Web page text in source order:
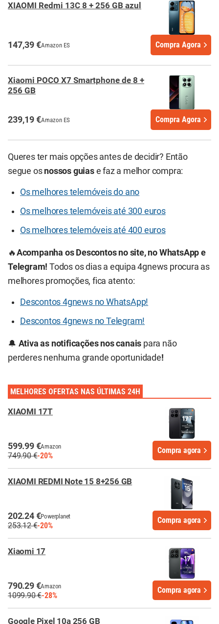
XIAOMI Redmi 13C 8 + 256 GB azul
147,39 €Amazon ES Compra Agora
Xiaomi POCO X7 Smartphone de 8 +
256 GB
239,19 €Amazon ES Compra Agora
Queres ter mais opções antes de decidir? Então
segue os nossos guiase faz a melhor compra:
Os melhores telemóveis do ano
Os melhores telemóveis até 300 euros
Os melhores telemóveis até 400 euros
🔥Acompanha os Descontos no site, no WhatsApp e
Telegram! Todos os dias a equipa 4gnews procura as
melhores promoções, fica atento:
Descontos 4gnews no WhatsApp!
Descontos 4gnews no Telegram!
🔔 Ativa as notificações nos canais para não
perderes nenhuma grande oportunidade!
MELHORES OFERTAS NAS ÚLTIMAS 24H
XIAOMI 17T
599.99 €Amazon
749.90 €-20%
Compra agora
XIAOMI REDMI Note 15 8+256 GB
202.24 €Powerplanet
253.12 €-20%
Compra agora
Xiaomi 17
790.29 €Amazon
1099.90 €-28%
Compra agora
Google Pixel 10a 256 GB